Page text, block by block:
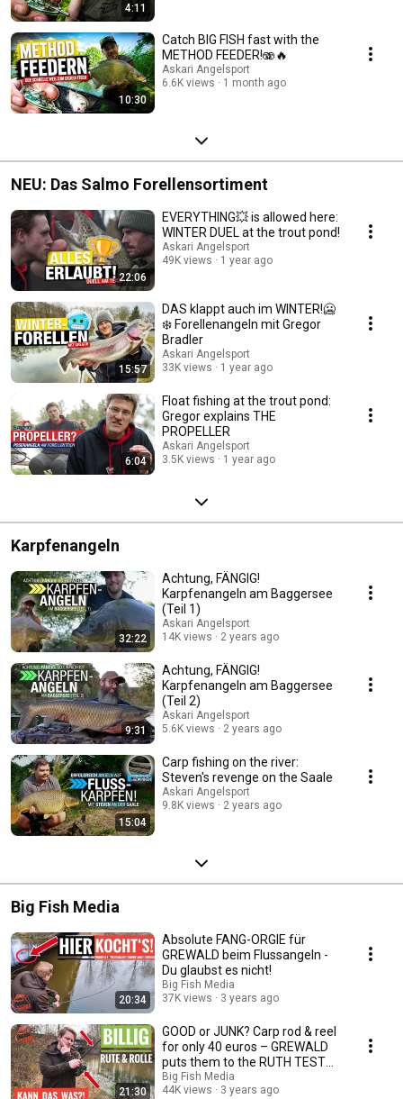
4:11
10:30
Catch BIG FISH fast with the
METHOD FEEDER!🫨🔥
Askari Angelsport
6.6K views
1 month ago
NEU: Das Salmo Forellensortiment
22:06
EVERYTHING💥 is allowed here:
WINTER DUEL at the trout pond!
Askari Angelsport
49K views
1 year ago
15:57
DAS klappt auch im WINTER!🥶
❄️ Forellenangeln mit Gregor
Bradler
Askari Angelsport
33K views
1 year ago
6:04
Float fishing at the trout pond:
Gregor explains THE
PROPELLER
Askari Angelsport
3.5K views
1 year ago
Karpfenangeln
32:22
Achtung, FÄNGIG!
Karpfenangeln am Baggersee
(Teil 1)
Askari Angelsport
14K views
2 years ago
9:31
Achtung, FÄNGIG!
Karpfenangeln am Baggersee
(Teil 2)
Askari Angelsport
5.6K views
2 years ago
15:04
Carp fishing on the river:
Steven's revenge on the Saale
Askari Angelsport
9.8K views
2 years ago
Big Fish Media
20:34
Absolute FANG-ORGIE für
GREWALD beim Flussangeln -
Du glaubst es nicht!
Big Fish Media
37K views
3 years ago
21:30
GOOD or JUNK? Carp rod & reel
for only 40 euros – GREWALD
puts them to the RUTH TEST
on the river
Big Fish Media
44K views
3 years ago